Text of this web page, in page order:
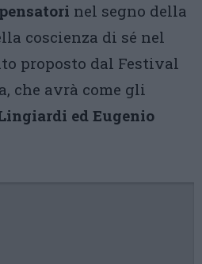
nel segno della
coscienza di sé nel
proposto dal Festival
che avrà come gli
ed Eugenio